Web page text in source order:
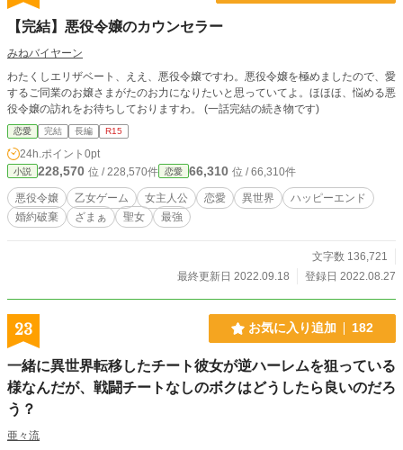
【完結】悪役令嬢のカウンセラー
みねバイヤーン
わたくしエリザベート、ええ、悪役令嬢ですわ。悪役令嬢を極めましたので、愛
するご同業のお嬢さまがたのお力になりたいと思っていてよ。ほほほ、悩める悪
役令嬢の訪れをお待ちしておりますわ。 (一話完結の続き物です)
恋愛 完結 長編 R15
24h.ポイント 0pt
小説 228,570 位 / 228,570件 恋愛 66,310 位 / 66,310件
悪役令嬢 乙女ゲーム 女主人公 恋愛 異世界
ハッピーエンド
婚約破棄
ざまぁ 聖女 最強
文字数 136,721
最終更新日 2022.09.18
登録日 2022.08.27
23 お気に入り追加 182
一緒に異世界転移したチート彼女が逆ハーレムを狙っている
様なんだが、戦闘チートなしのボクはどうしたら良いのだろ
う？
亜々流